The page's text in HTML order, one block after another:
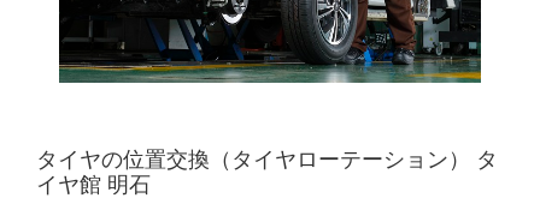
タイヤの位置交換（タイヤローテーション） タ
イヤ館 明石